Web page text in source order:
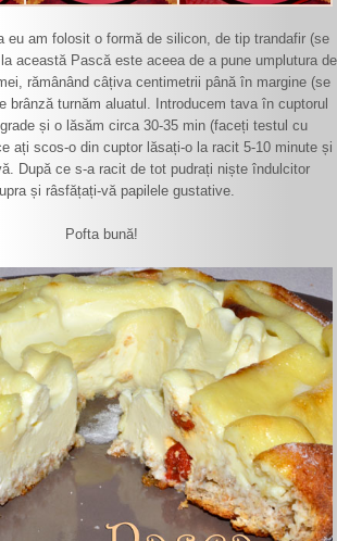
eu am folosit o formă de silicon, de tip trandafir (se
această Pască este aceea de a pune umplutura de
rămânând câțiva centimetrii până în margine (se
brânză turnăm aluatul. Introducem tava în cuptorul
și o lăsăm circa 30-35 min (faceți testul cu
ați scos-o din cuptor lăsați-o la racit 5-10 minute și
După ce s-a racit de tot pudrați niște îndulcitor
și râsfățați-vă papilele gustative.
Pofta bună!